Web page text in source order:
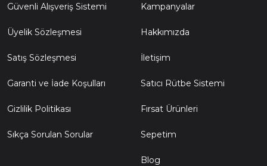
Güvenli Alışveriş Sistemi
Üyelik Sözleşmesi
Satış Sözleşmesi
Garanti ve İade Koşulları
Gizlilik Politikası
Sıkça Sorulan Sorular
Kampanyalar
Hakkımızda
İletişim
Satıcı Rütbe Sistemi
Fırsat Ürünleri
Sepetim
Blog